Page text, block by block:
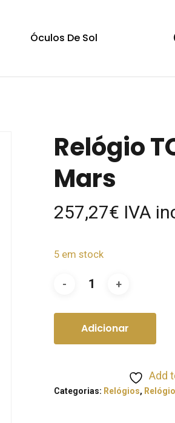
Óculos De Sol
Cart
Relógio
Mars
257,27€ IVA
5 em stock
Adicionar
Add
Categorias: Relógios,